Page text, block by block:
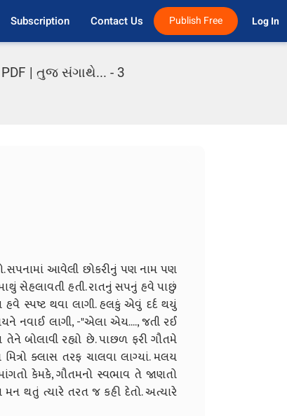
Subscription Contact Us Publish Free Log In
PDF | તુજ સંગાથે... - 3
સપનામાં આવેલી છોકરીનું પણ નામ પણ
સેહલાવતી હતી. રાતનું સપનું હવે પાછું
સ્પષ્ટ થવા લાગી. હલકું એવું દર્દ થયું
નવાઈ લાગી, -"એલા એય...., જતી રઈ
બોલાવી રહ્યો છે. પાછળ ફરી ગૌતમે
ક્લાસ તરફ ચાલવા લાગ્યાં. મલય
કેમકે, ગૌતમનો સ્વભાવ તે જાણતો
મન થતું ત્યારે તરત જ કહી દેતો. અત્યારે